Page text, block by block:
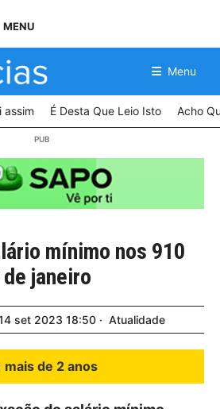
MENU
Menu
assim É Desta Que Leio Isto Acho
mínimo nos 910
janeiro
set 2023 18:50 Atualidade
mais de 2 anos